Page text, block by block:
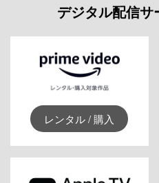
デジタル配信
レンタル / 購入